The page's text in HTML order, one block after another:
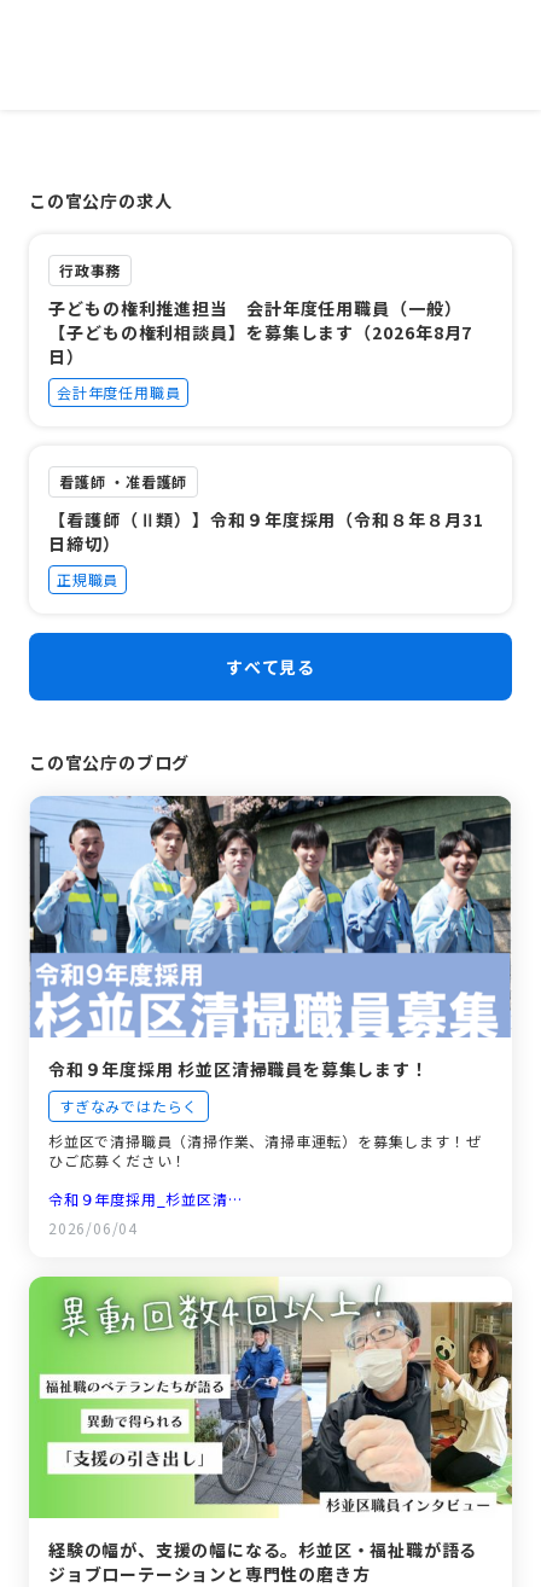
この官公庁の求人
行政事務
子どもの権利推進担当 会計年度任用職員（一般）
【子どもの権利相談員】を募集します（2026年8月7
日）
会計年度任用職員
看護師 ・准看護師
【看護師（Ⅱ類）】令和９年度採用（令和８年８月31
日締切）
正規職員
すべて見る
この官公庁のブログ
令和９年度採用 杉並区清掃職員を募集します！
すぎなみではたらく
杉並区で清掃職員（清掃作業、清掃車運転）を募集します！ぜ
ひご応募ください！
令和９年度採用_杉並区清…
2026/06/04
経験の幅が、支援の幅になる。杉並区・福祉職が語る
ジョブローテーションと専門性の磨き方